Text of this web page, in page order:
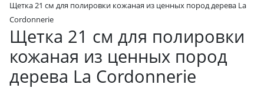
Щетка 21 см для полировки кожаная из ценных пород дерева La
Cordonnerie
Щетка 21 см для полировки
кожаная из ценных пород
дерева La Cordonnerie